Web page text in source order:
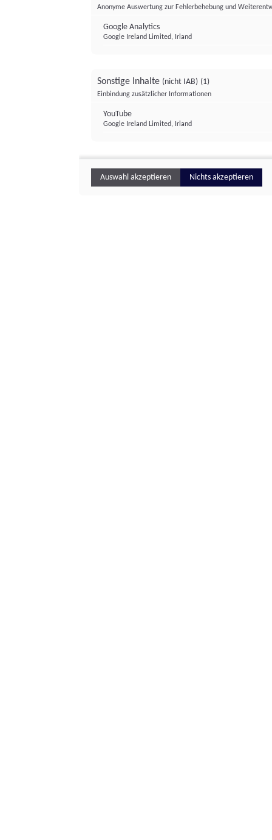
Anonyme Auswertung zur Fehlerbehebung und
Google Analytics
Google Ireland Limited, Irland
Sonstige Inhalte (nicht IAB) (1)
Einbindung zusätzlicher Informationen
YouTube
Google Ireland Limited, Irland
Auswahl akzeptieren Nichts akzeptieren